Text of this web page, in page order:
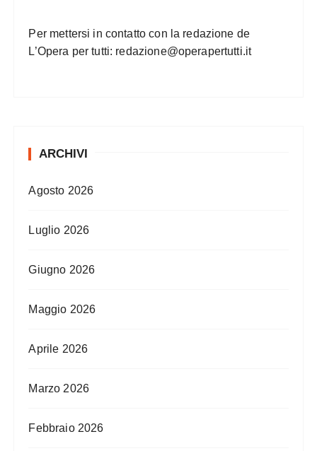
Per mettersi in contatto con la redazione de
L’Opera per tutti: redazione@operapertutti.it
ARCHIVI
Agosto 2026
Luglio 2026
Giugno 2026
Maggio 2026
Aprile 2026
Marzo 2026
Febbraio 2026